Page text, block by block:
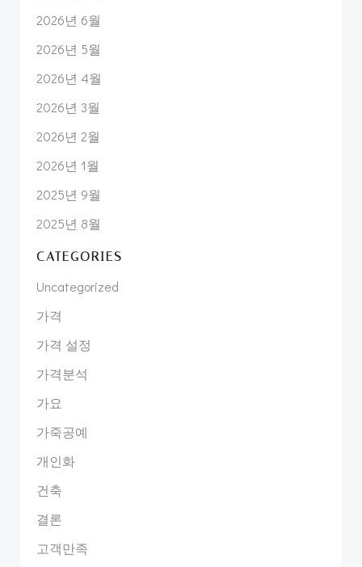
2026년 6월
2026년 5월
2026년 4월
2026년 3월
2026년 2월
2026년 1월
2025년 9월
2025년 8월
CATEGORIES
Uncategorized
가격
가격 설정
가격분석
가요
가죽공예
개인화
건축
결론
고객만족